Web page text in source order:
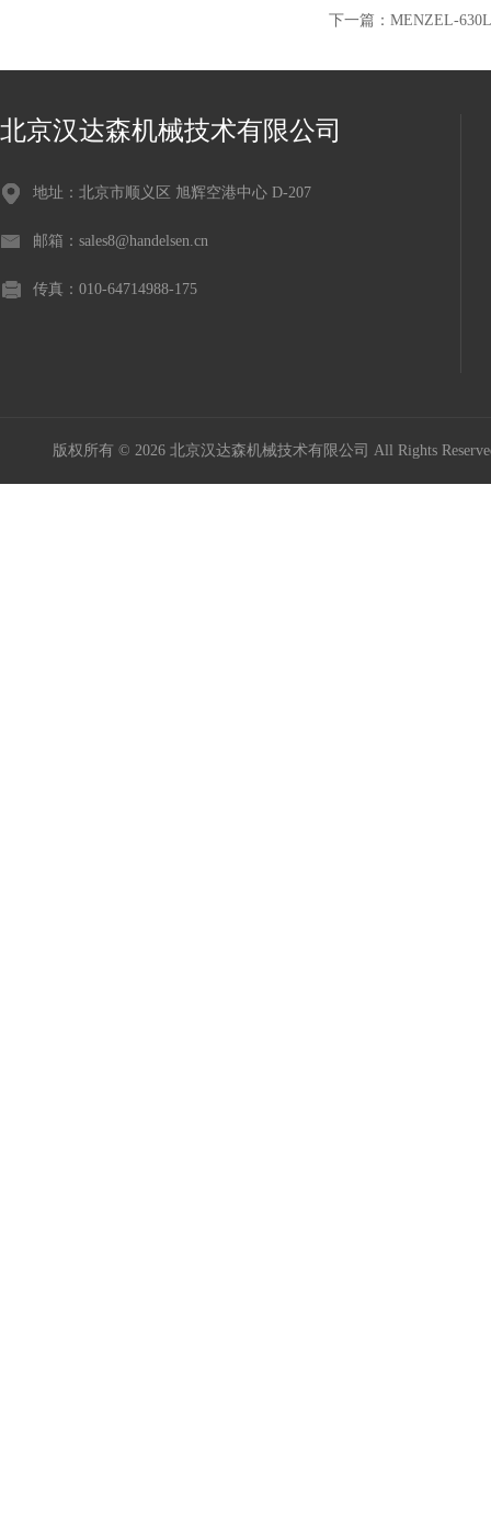
下一篇： MENZEL-
北京汉达森机械技术有限公司
地址：北京市顺义区 旭辉空港中心 D-207
邮箱：sales8@handelsen.cn
传真：010-64714988-175
版权所有 © 2026 北京汉达森机械技术有限公司 All Rights